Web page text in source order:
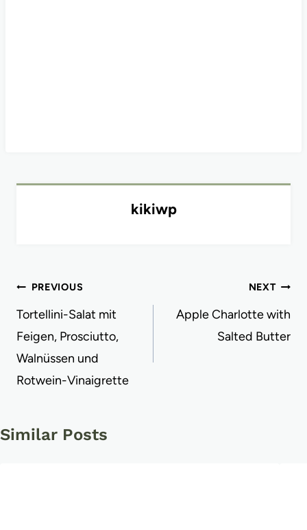
kikiwp
Post
navigation
PREVIOUS
Tortellini-Salat mit
Feigen, Prosciutto,
Walnüssen und
Rotwein-Vinaigrette
NEXT
Apple Charlotte with
Salted Butter
Similar Posts